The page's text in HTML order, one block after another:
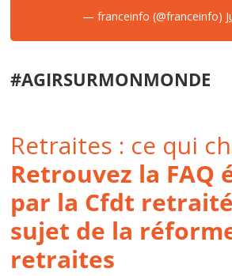
— franceinfo (@franceinfo)
#AGIRSURMONMONDE
Retraites : ce qui
Retrouvez la FAQ
par la Cfdt
sujet de la
retraites